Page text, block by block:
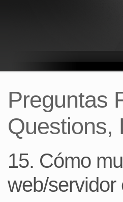
Preguntas
Questions,
15. Cómo
web/servidor